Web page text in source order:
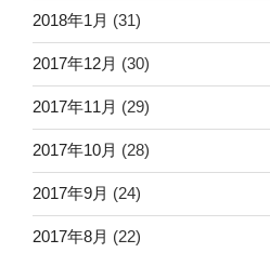
2018年1月 (31)
2017年12月 (30)
2017年11月 (29)
2017年10月 (28)
2017年9月 (24)
2017年8月 (22)